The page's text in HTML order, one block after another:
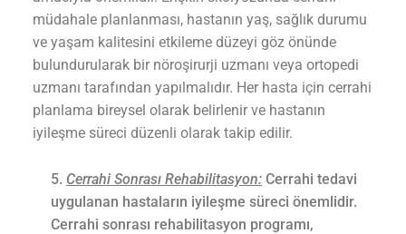
müdahale planlanması, hastanın yaş, sağlık durumu
ve yaşam kalitesini etkileme düzeyi göz önünde
bulundurularak bir nöroşirurji uzmanı veya ortopedi
uzmanı tarafından yapılmalıdır. Her hasta için cerrahi
planlama bireysel olarak belirlenir ve hastanın
iyileşme süreci düzenli olarak takip edilir.
Cerrahi Sonrası Rehabilitasyon: Cerrahi tedavi
uygulanan hastaların iyileşme süreci önemlidir.
Cerrahi sonrası rehabilitasyon programı,